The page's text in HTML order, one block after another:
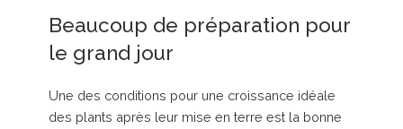
Beaucoup de préparation pour
le grand jour
Une des conditions pour une croissance idéale
des plants après leur mise en terre est la bonne